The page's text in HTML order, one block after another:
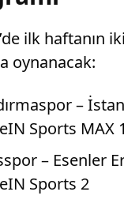
ilk haftanın
oynanacak:
–
Sports MAX 1
– Esenler
Sports 2